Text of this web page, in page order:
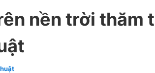
nền trời thăm